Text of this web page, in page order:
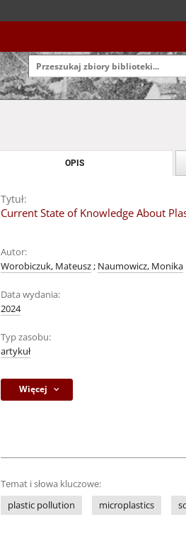
OPIS
Tytuł:
Current State of Knowledge About
Autor:
Worobiczuk, Mateusz; Naumowicz, Monika
Data wydania:
2024
Typ zasobu:
artykuł
Więcej
Temat i słowa kluczowe:
plastic pollution
microplastics